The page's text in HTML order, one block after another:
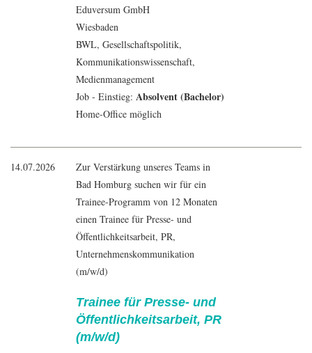
Eduversum GmbH
Wiesbaden
BWL, Gesellschaftspolitik,
Kommunikationswissenschaft,
Medienmanagement
Job - Einstieg: Absolvent (Bachelor)
Home-Office möglich
14.07.2026
Zur Verstärkung unseres Teams in
Bad Homburg suchen wir für ein
Trainee-Programm von 12 Monaten
einen Trainee für Presse- und
Öffentlichkeitsarbeit, PR,
Unternehmenskommunikation
(m/w/d)
Trainee für Presse- und
Öffentlichkeitsarbeit, PR
(m/w/d)